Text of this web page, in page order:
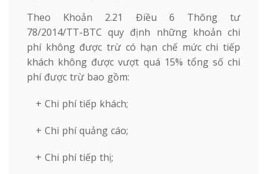
Theo Khoản 2.21 Điều 6 Thông tư
78/2014/TT-BTC quy định những khoản chi
phí không được trừ có hạn chế mức chi tiếp
khách không được vượt quá 15% tổng số chi
phí được trừ bao gồm:
+ Chi phí tiếp khách;
+ Chi phí quảng cáo;
+ Chi phí tiếp thị;